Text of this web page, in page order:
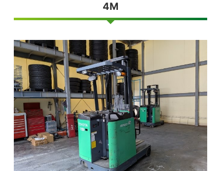
4M